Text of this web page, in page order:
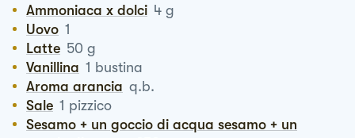
Ammoniaca x dolci 4 g
Uovo 1
Latte 50 g
Vanillina 1 bustina
Aroma arancia q.b.
Sale 1 pizzico
Sesamo + un goccio di acqua sesamo + un